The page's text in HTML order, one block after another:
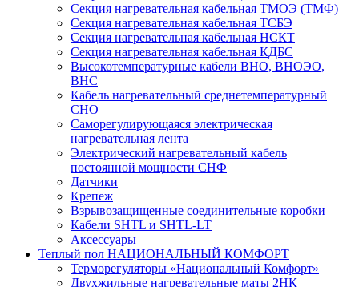
Секция нагревательная кабельная ТМОЭ (ТМФ)
Секция нагревательная кабельная ТСБЭ
Секция нагревательная кабельная НСКТ
Секция нагревательная кабельная КДБС
Высокотемпературные кабели ВНО, ВНОЭО,
ВНС
Кабель нагревательный среднетемпературный
СНО
Саморегулирующаяся электрическая
нагревательная лента
Электрический нагревательный кабель
постоянной мощности СНФ
Датчики
Крепеж
Взрывозащищенные соединительные коробки
Кабели SHTL и SHTL-LT
Аксессуары
Теплый пол НАЦИОНАЛЬНЫЙ КОМФОРТ
Терморегуляторы «Национальный Комфорт»
Двухжильные нагревательные маты 2НК